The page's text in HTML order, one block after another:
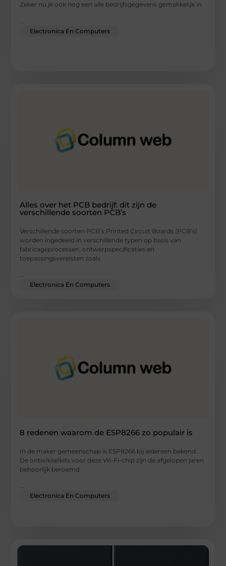
Zeker nu je ook nog een alle bedrijfsgegevens gemakkelijk in
Electronica En Computers
Alles over het PCB bedrijf: dit zijn de
verschillende soorten PCB’s
Verschillende soorten PCB’s Printed Circuit Boards (PCB’s)
worden ingedeeld in verschillende typen op basis van
fabricageprocessen, ontwerpspecificaties en
toepassingsvereisten zoals
...
Electronica En Computers
8 redenen waarom de ESP8266 zo populair is
In de maker gemeenschap is ESP8266 bij iedereen bekend.
De ontwikkelkits voor deze Wi-Fi-chip zijn de afgelopen jaren
behoorlijk beroemd
...
Electronica En Computers